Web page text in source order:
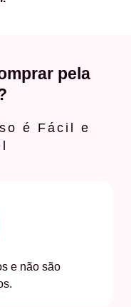
pela
é Fácil e
e não são